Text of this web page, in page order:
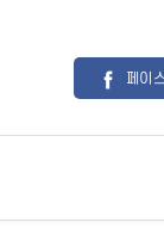
페이